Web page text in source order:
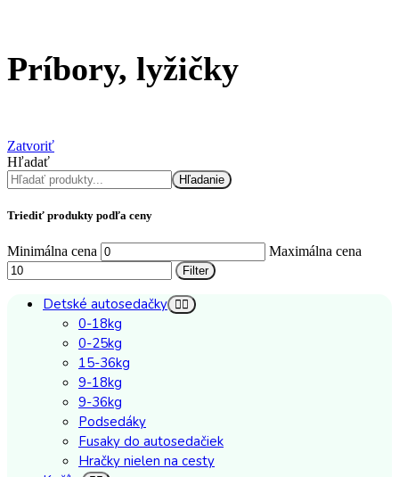
Príbory, lyžičky
Zatvoriť
Hľadať
Hľadanie
Triediť produkty podľa ceny
Minimálna cena Maximálna cena
Filter
Detské autosedačky
0-18kg
0-25kg
15-36kg
9-18kg
9-36kg
Podsedáky
Fusaky do autosedačiek
Hračky nielen na cesty